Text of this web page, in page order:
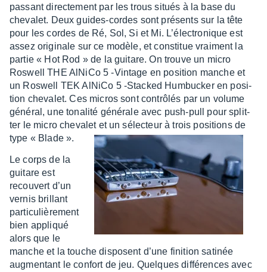
passant direc­te­ment par les trous situés à la base du
cheva­let. Deux guides-cordes sont présents sur la tête
pour les cordes de Ré, Sol, Si et Mi. L’élec­tro­nique est
assez origi­nale sur ce modèle, et consti­tue vrai­ment la
partie « Hot Rod » de la guitare. On trouve un micro
Roswell THE AlNiCo 5 -Vintage en posi­tion manche et
un Roswell TEK AlNiCo 5 -Stacked Humbu­cker en posi­
tion cheva­let. Ces micros sont contrô­lés par un volume
géné­ral, une tona­lité géné­rale avec push-pull pour split­
ter le micro cheva­let et un sélec­teur à trois posi­tions de
type « Blade ».
Le corps de la
guitare est
recou­vert d’un
vernis brillant
parti­cu­liè­re­ment
bien appliqué
alors que le
manche et la touche disposent d’une fini­tion sati­née
augmen­tant le confort de jeu. Quelques diffé­rences avec